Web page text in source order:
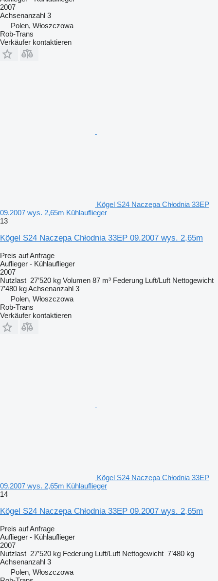
2007
Achsenanzahl 3
Polen, Włoszczowa
Rob-Trans
Verkäufer kontaktieren
Kögel S24 Naczepa Chłodnia 33EP
09.2007 wys. 2,65m Kühlauflieger
13
Kögel S24 Naczepa Chłodnia 33EP 09.2007 wys. 2,65m
Preis auf Anfrage
Auflieger - Kühlauflieger
2007
Nutzlast 27’520 kg Volumen 87 m³ Federung Luft/Luft Nettogewicht
7’480 kgAchsenanzahl 3
Polen, Włoszczowa
Rob-Trans
Verkäufer kontaktieren
Kögel S24 Naczepa Chłodnia 33EP
09.2007 wys. 2,65m Kühlauflieger
14
Kögel S24 Naczepa Chłodnia 33EP 09.2007 wys. 2,65m
Preis auf Anfrage
Auflieger - Kühlauflieger
2007
Nutzlast 27’520 kg Federung Luft/Luft Nettogewicht 7’480 kg
Achsenanzahl 3
Polen, Włoszczowa